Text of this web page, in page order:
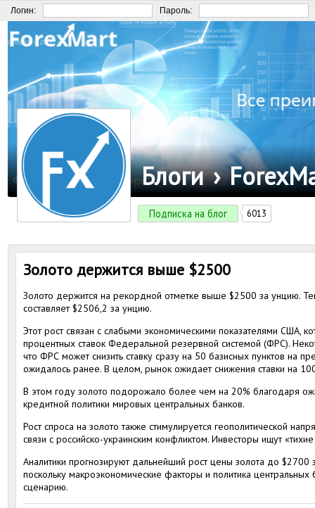
Логин: Пароль:
Блоги ›
Подписка на блог 6013
Золото держится выше $2500
Золото держится на рекордной отметке выше $2500 за унцию.
составляет $2506,2 за унцию.
Этот рост связан с слабыми экономическими показателями США,
процентных ставок Федеральной резервной системой (ФРС).
что ФРС может снизить ставку сразу на 50 базисных пунктов на
ожидалось ранее. В целом, рынок ожидает снижения ставки на
В этом году золото подорожало более чем на 20% благодаря
кредитной политики мировых центральных банков.
Рост спроса на золото также стимулируется геополитической
связи с российско-украинским конфликтом. Инвесторы ищут
Аналитики прогнозируют дальнейший рост цены золота до
поскольку макроэкономические факторы и политика центральных
сценарию.